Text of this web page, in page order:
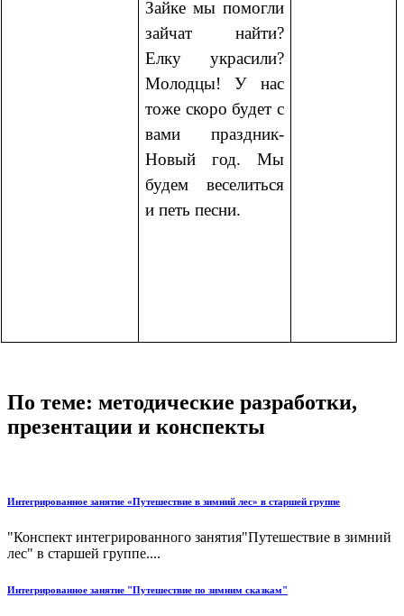
Зайке мы помогли
зайчат найти?
Елку украсили?
Молодцы! У нас
тоже скоро будет с
вами праздник-
Новый год. Мы
будем веселиться
и петь песни.
По теме: методические разработки,
презентации и конспекты
Интегрированное занятие «Путешествие в зимний лес» в старшей группе
"Конспект интегрированного занятия"Путешествие в зимний
лес" в старшей группе....
Интегрированное занятие "Путешествие по зимним сказкам"